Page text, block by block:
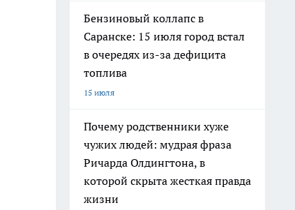
Бензиновый коллапс в
Саранске: 15 июля город встал
в очередях из-за дефицита
топлива
15 июля
Почему родственники хуже
чужих людей: мудрая фраза
Ричарда Олдингтона, в
которой скрыта жесткая правда
жизни